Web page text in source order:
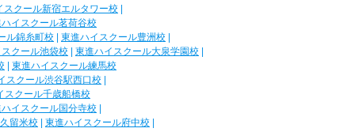
スクール新宿エルタワー校
イスクール茗荷谷校
ル錦糸町校 東進ハイスクール豊洲校
クール池袋校 東進ハイスクール大泉学園校
東進ハイスクール練馬校
スクール渋谷駅西口校
スクール千歳船橋校
イスクール国分寺校
留米校 東進ハイスクール府中校